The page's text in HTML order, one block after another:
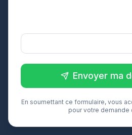
Envoyer ma
En soumettant ce formulaire, vous
pour votre demande